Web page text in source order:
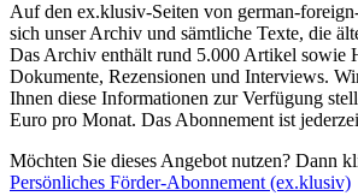
Auf den ex.klusiv-Seiten von german-
sich unser Archiv und sämtliche Texte, die
Das Archiv enthält rund 5.000 Artikel sowie
Dokumente, Rezensionen und Interviews.
Ihnen diese Informationen zur Verfügung
Euro pro Monat. Das Abonnement ist
Möchten Sie dieses Angebot nutzen? Dann
Persönliches Förder-Abonnement (ex.klusiv)